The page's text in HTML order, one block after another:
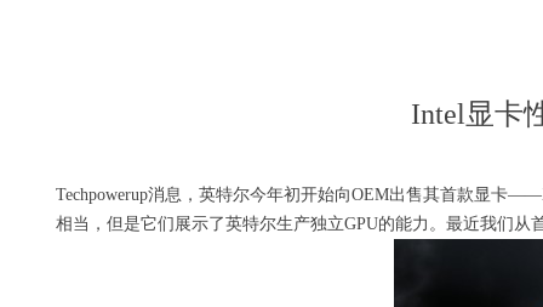
Intel显卡
Techpowerup消息，英特尔今年初开始向OEM出售其首款显卡
相当，但是它们展示了英特尔生产独立GPU的能力。最近我们从